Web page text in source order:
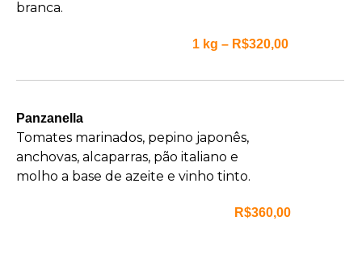
branca.
1 kg – R$320,00
Panzanella
Tomates marinados, pepino japonês,
anchovas, alcaparras, pão italiano e
molho a base de azeite e vinho tinto.
R$360,00